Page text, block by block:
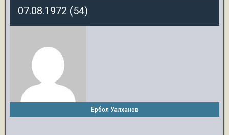
07.08.1972 (54)
Ербол Уалханов